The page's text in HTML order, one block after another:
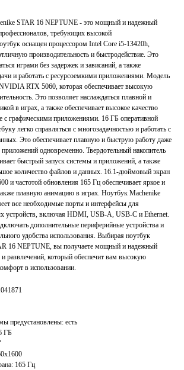
STAR 16 NEPTUNE - это мощный и надежный
требующих высокой
оснащен процессором Intel Core i5-13420h,
производительность и быстродействие. Это
играми без задержек и зависаний, а также
и работать с ресурсоемкими приложениями. Модель
RTX 5060, которая обеспечивает высокую
Это позволяет наслаждаться плавной и
в играх, а также обеспечивает высокое качество
с графическими приложениями. 16 ГБ оперативной
легко справляться с многозадачностью и работать с
Это обеспечивает плавную и быструю работу даже
приложений одновременно. Твердотельный накопитель
быстрый запуск системы и приложений, а также
количество файлов и данных. 16.1-дюймовый экран
и частотой обновления 165 Гц обеспечивает яркое и
плавную анимацию в играх. Ноутбук Machenike
все необходимые порты и интерфейсы для
устройств, включая HDMI, USB-A, USB-C и Ethernet.
дополнительные периферийные устройства и
удобства использования. Выбирая ноутбук
16 NEPTUNE, вы получаете мощный и надежный
развлечений, который обеспечит вам высокую
в использовании.
предустановлены: есть
ГБ
165 Гц
Каталог
Игровые ноутбуки бу
Ноутбуки для учебы бу